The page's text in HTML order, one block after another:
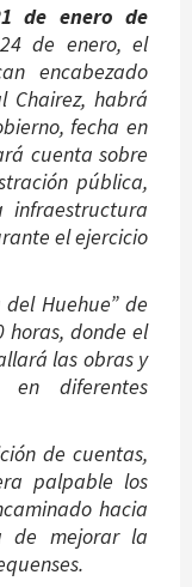
de enero de
de enero, el
encabezado
Chairez, habrá
fecha en
cuenta sobre
pública,
el ejercicio
Huehue” de
horas, donde el
las obras y
en diferentes
de cuentas,
palpable los
hacia
de mejorar la